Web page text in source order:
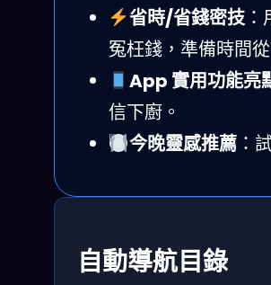
省時/省錢密技：
冤枉錢，準備時間
App 實用功能亮
信下廚。
今晚靈感推薦：
自動導航目錄